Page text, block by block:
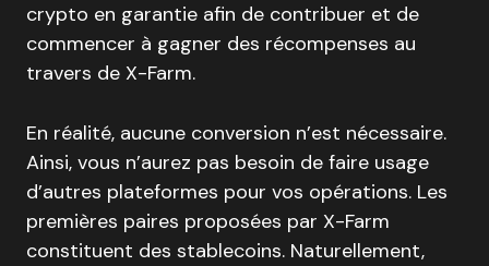
crypto en garantie afin de contribuer et de
commencer à gagner des récompenses au
travers de X-Farm.
En réalité, aucune conversion n’est nécessaire.
Ainsi, vous n’aurez pas besoin de faire usage
d’autres plateformes pour vos opérations. Les
premières paires proposées par X-Farm
constituent des stablecoins. Naturellement,